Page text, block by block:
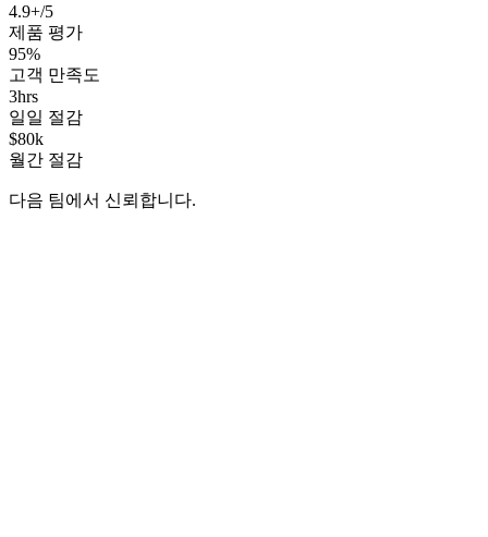
4.9+/5
제품 평가
95%
고객 만족도
3hrs
일일 절감
$80k
월간 절감
다음 팀에서 신뢰합니다.